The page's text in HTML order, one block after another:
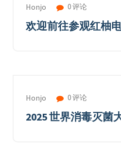
Honjo 0 评论
欢迎前往参观红柚
Honjo 0 评论
2025 世界消毒灭菌